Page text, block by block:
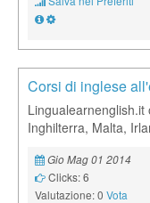
Corsi di inglese
Inghilterra, Malta,
Gio Mag 01 2014
Clicks: 6
Valutazione: 0 Vota